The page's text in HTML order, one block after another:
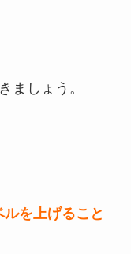
ましょう。
を上げること